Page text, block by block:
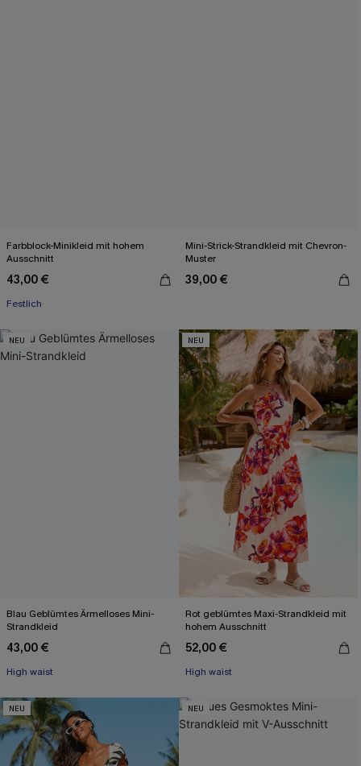
Farbblock-Minikleid mit hohem
Ausschnitt
43,00 €
Festlich
Mini-Strick-Strandkleid mit Chevron-
Muster
39,00 €
NEU
Blau Geblümtes Ärmelloses Mini-
Strandkleid
43,00 €
High waist
NEU
Rot geblümtes Maxi-Strandkleid mit
hohem Ausschnitt
52,00 €
High waist
NEU NEU